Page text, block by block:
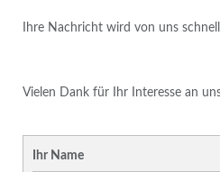
Ihre Nachricht wird von uns
Vielen Dank für Ihr Interesse an
Ihr Name